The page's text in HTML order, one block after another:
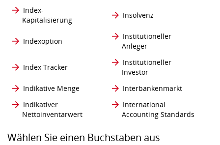
Index-
Kapitalisierung
Insolvenz
Indexoption
Institutioneller
Anleger
Index Tracker
Institutioneller
Investor
Indikative Menge
Interbankenmarkt
Indikativer
Nettoinventarwert
International
Accounting Standards
Wählen Sie einen Buchstaben aus